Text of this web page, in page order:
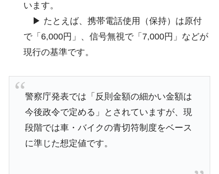
います。
▶︎ たとえば、携帯電話使用（保持）は原付
で「6,000円」、信号無視で「7,000円」などが
現行の基準です。
警察庁発表では「反則金額の細かい金額は
今後政令で定める」とされていますが、現
段階では車・バイクの青切符制度をベース
に準じた想定値です。